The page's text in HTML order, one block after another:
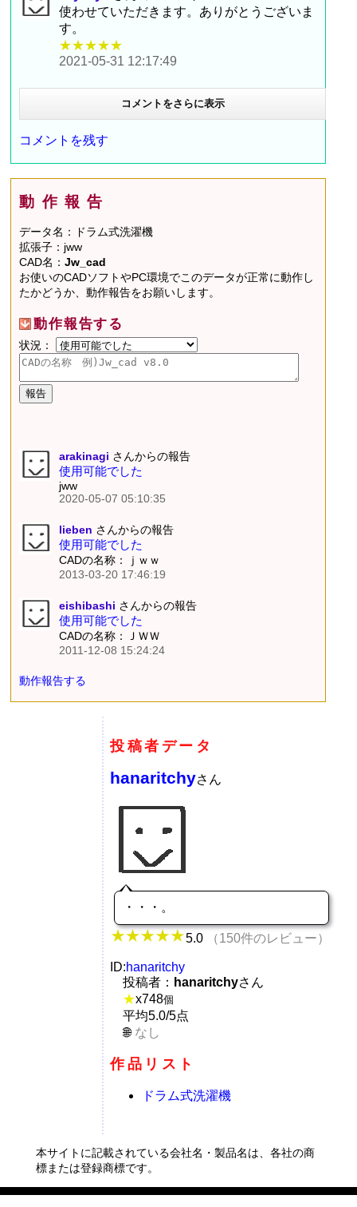
使わせていただきます。ありがとうございま
す。
★★★★★
2021-05-31 12:17:49
コメントをさらに表示
コメントを残す
動作報告
データ名：ドラム式洗濯機
拡張子：jww
CAD名：Jw_cad
お使いのCADソフトやPC環境でこのデータが正常に動作し
たかどうか、動作報告をお願いします。
動作報告する
状況：
arakinagi さんからの報告
使用可能でした
jww
2020-05-07 05:10:35
lieben さんからの報告
使用可能でした
CADの名称：ｊｗｗ
2013-03-20 17:46:19
eishibashi さんからの報告
使用可能でした
CADの名称：ＪＷＷ
2011-12-08 15:24:24
動作報告する
投稿者データ
hanaritchyさん
・・・。
5.0 （150件のレビュー）
ID:hanaritchy
投稿者： hanaritchyさん
★x748個
平均5.0/5点
なし
作品リスト
ドラム式洗濯機
本サイトに記載されている会社名・製品名は、各社の商
標または登録商標です。